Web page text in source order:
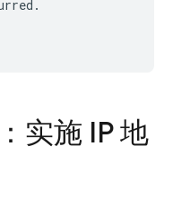
实施 IP 地